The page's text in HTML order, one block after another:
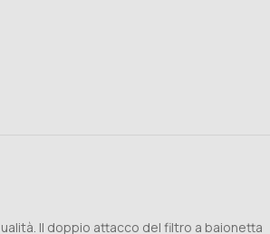
Il doppio attacco del filtro a baionetta